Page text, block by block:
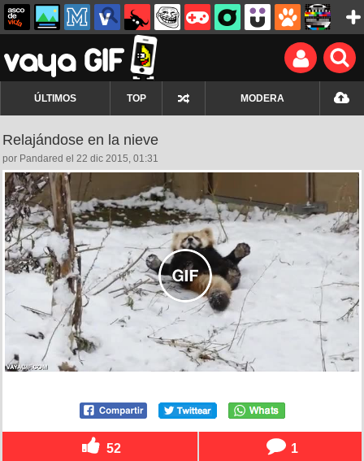
ÚLTIMOS TOP MODERA
Relajándose en la nieve
por Pandared el 22 dic 2015, 01:31
52 1